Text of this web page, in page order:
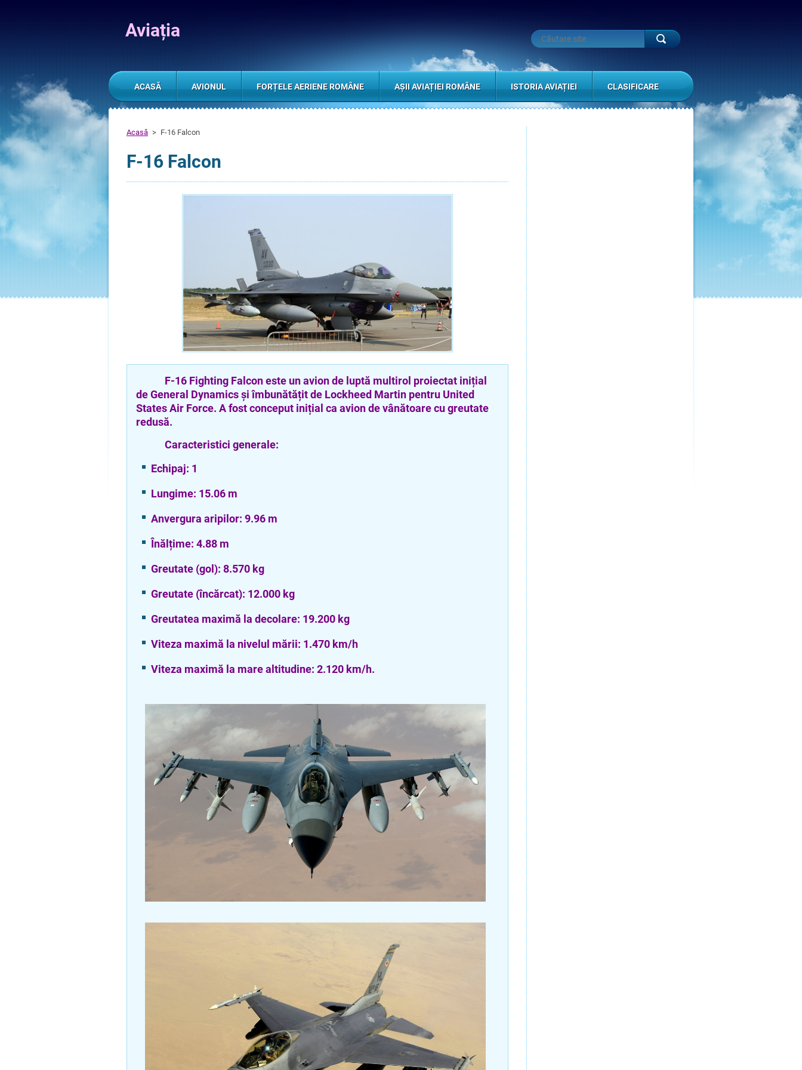
Aviația
Acasă > F-16 Falcon
F-16 Falcon
F-16 Fighting Falcon este un avion de luptă multirol proiectat inițial
de General Dynamics și îmbunătățit de Lockheed Martin pentru United
States Air Force. A fost conceput inițial ca avion de vânătoare cu greutate
redusă.
Caracteristici generale:
Echipaj: 1
Lungime: 15.06 m
Anvergura aripilor: 9.96 m
Înălțime: 4.88 m
Greutate (gol): 8.570 kg
Greutate (încărcat): 12.000 kg
Greutatea maximă la decolare: 19.200 kg
Viteza maximă la nivelul mării: 1.470 km/h
Viteza maximă la mare altitudine: 2.120 km/h.
ACASĂ AVIONUL FORȚELE AERIENE ROMÂNE AȘII AVIAȚIEI ROMÂNE ISTORIA AVIAȚIEI CLASIFICARE